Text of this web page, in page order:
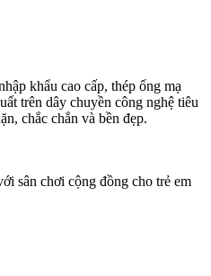
khẩu cao cấp, thép ống mạ
trên dây chuyền công nghệ tiêu
chắc chắn và bền đẹp.
sân chơi cộng đồng cho trẻ em